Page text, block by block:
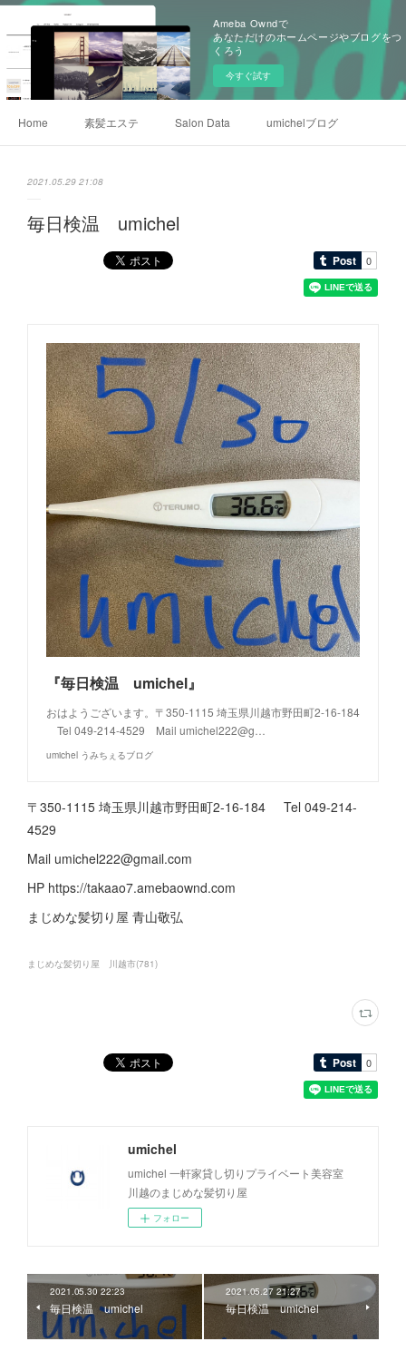
Ameba Owndで
あなただけのホームページやブログをつ
くろう
今すぐ試す
Home 素髪エステ Salon Data umichelブログ
2021.05.29 21:08
毎日検温 umichel
『毎日検温 umichel』
おはようございます。〒350-1115 埼玉県川越市野田町2-16-184
Tel 049-214-4529 Mail umichel222@g…
umichel うみちぇるブログ
〒350-1115 埼玉県川越市野田町2-16-184 Tel 049-214-
4529
Mail umichel222@gmail.com
HP https://takaao7.amebaownd.com
まじめな髪切り屋 青山敬弘
まじめな髪切り屋 川越市(781)
umichel
umichel 一軒家貸し切りプライベート美容室
川越のまじめな髪切り屋
フォロー
2021.05.30 22:23
毎日検温 umichel
2021.05.27 21:27
毎日検温 umichel